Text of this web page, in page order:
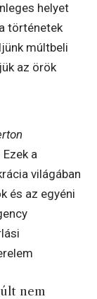
helyet
történetek
múltbeli
az örök
a
világában
és az egyéni
nem